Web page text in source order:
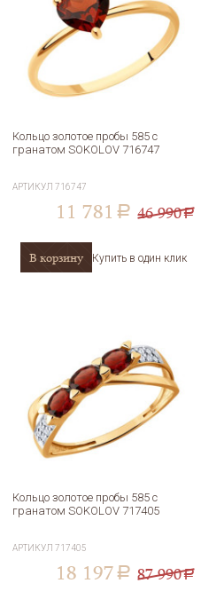
Кольцо золотое пробы 585 с
гранатом SOKOLOV 716747
АРТИКУЛ716747
11 781 a 46 990a
В корзину Купить в один клик
Кольцо золотое пробы 585 с
гранатом SOKOLOV 717405
АРТИКУЛ717405
18 197 a 87 990a